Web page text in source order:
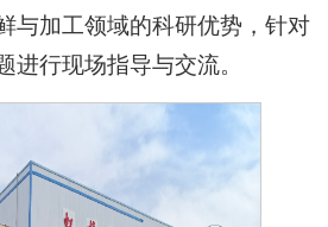
与加工领域的科研优势，针对
进行现场指导与交流。